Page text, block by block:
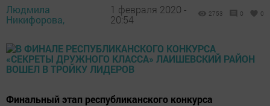
Людмила
Никифорова,
1 февраля 2020 -
20:54
2753 0 0
Финальный этап республиканского конкурса